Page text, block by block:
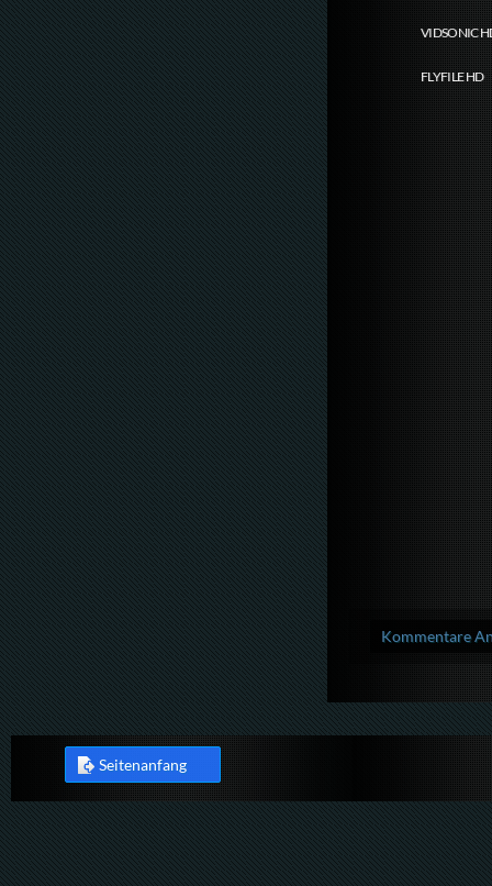
VIDSONIC
FLYFILE HD
Kommentare
Seitenanfang